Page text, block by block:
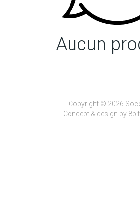
Aucun
Copyright © 2026
Concept & design by